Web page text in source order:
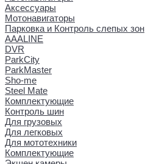
Аксессуары
Мотонавигаторы
Парковка и Контроль слепых зон
AAALINE
DVR
ParkCity
ParkMaster
Sho-me
Steel Mate
Комплектующие
Контроль шин
Для грузовых
Для легковых
Для мототехники
Комплектующие